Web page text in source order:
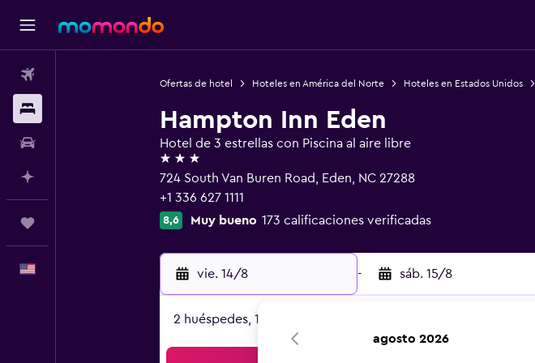
Ofertas de hotel Hoteles en América del Norte Hoteles en Estados Unidos
Hampton Inn Eden
Hotel de 3 estrellas con Piscina al aire libre
3 estrellas
724 South Van Buren Road, Eden, NC 27288
+1 336 627 1111
8,6 Muy bueno 173 calificaciones verificadas
vie. 14/8 - sáb. 15/8
2 huéspedes, 1 habitación
agosto 2026